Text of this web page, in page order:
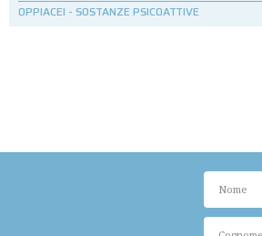
OPPIACEI - SOSTANZE PSICOATTIVE